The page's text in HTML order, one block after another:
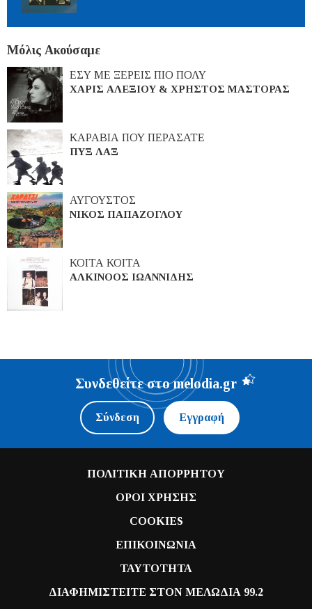
Μόλις Ακούσαμε
ΕΣΥ ΜΕ ΞΕΡΕΙΣ ΠΙΟ ΠΟΛΥ
ΧΑΡΙΣ ΑΛΕΞΙΟΥ & ΧΡΗΣΤΟΣ ΜΑΣΤΟΡΑΣ
ΚΑΡΑΒΙΑ ΠΟΥ ΠΕΡΑΣΑΤΕ
ΠΥΞ ΛΑΞ
ΑΥΓΟΥΣΤΟΣ
ΝΙΚΟΣ ΠΑΠΑΖΟΓΛΟΥ
ΚΟΙΤΑ ΚΟΙΤΑ
ΑΛΚΙΝΟΟΣ ΙΩΑΝΝΙΔΗΣ
Συνδεθείτε στο melodia.gr
Σύνδεση Εγγραφή
ΠΟΛΙΤΙΚΗ ΑΠΟΡΡΗΤΟΥ
ΟΡΟΙ ΧΡΗΣΗΣ
COOKIES
ΕΠΙΚΟΙΝΩΝΙΑ
ΤΑΥΤΟΤΗΤΑ
ΔΙΑΦΗΜΙΣΤΕΙΤΕ ΣΤΟΝ ΜΕΛΩΔΙΑ 99.2